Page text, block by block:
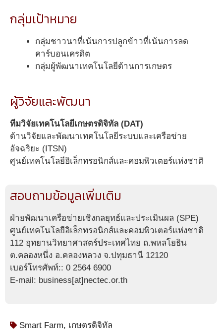
กลุ่มเป้าหมาย
กลุ่มชาวนาที่เน้นการปลูกข้าวที่เน้นการลด
คาร์บอนเครดิต
กลุ่มผู้พัฒนาเทคโนโลยีด้านการเกษตร
ผู้วิจัยและพัฒนา
ทีมวิจัยเทคโนโลยีเกษตรดิจิทัล (DAT)
ด้านวิจัยและพัฒนาเทคโนโลยีระบบและเครือข่าย
อัจฉริยะ (ITSN)
ศูนย์เทคโนโลยีอิเล็กทรอนิกส์และคอมพิวเตอร์แห่งชาติ
สอบถามข้อมูลเพิ่มเติม
ฝ่ายพัฒนาเครือข่ายเชิงกลยุทธ์และประเมินผล (SPE)
ศูนย์เทคโนโลยีอิเล็กทรอนิกส์และคอมพิวเตอร์แห่งชาติ
112 อุทยานวิทยาศาสตร์ประเทศไทย ถ.พหลโยธิน
ต.คลองหนึ่ง อ.คลองหลวง จ.ปทุมธานี 12120
เบอร์โทรศัพท์:: 0 2564 6900
E-mail: business[at]nectec.or.th
Smart Farm, เกษตรดิจิทัล